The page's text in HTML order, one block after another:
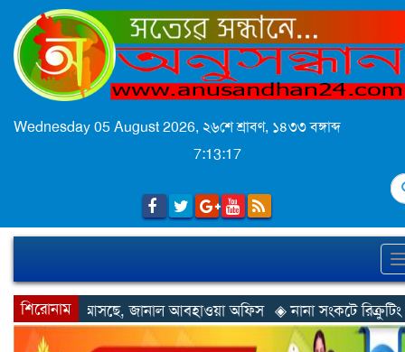
Wednesday 05 August 2026, ২৬শে শ্রাবণ, ১৪৩৩ বঙ্গাব্দ
7:13:19
শিরোনাম
আবহাওয়া অফিস ◈ নানা সংকটে রিক্রুটিং এজেন্সি, হুমকির মুখে শ্রম